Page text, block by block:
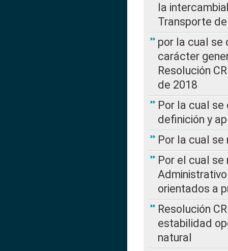
la
Transporte
por la cual se
carácter
Resolución
de 2018
Por la cual
definición y
Por la cual
Por el cual
orientados a
Resolución
estabilidad
natural